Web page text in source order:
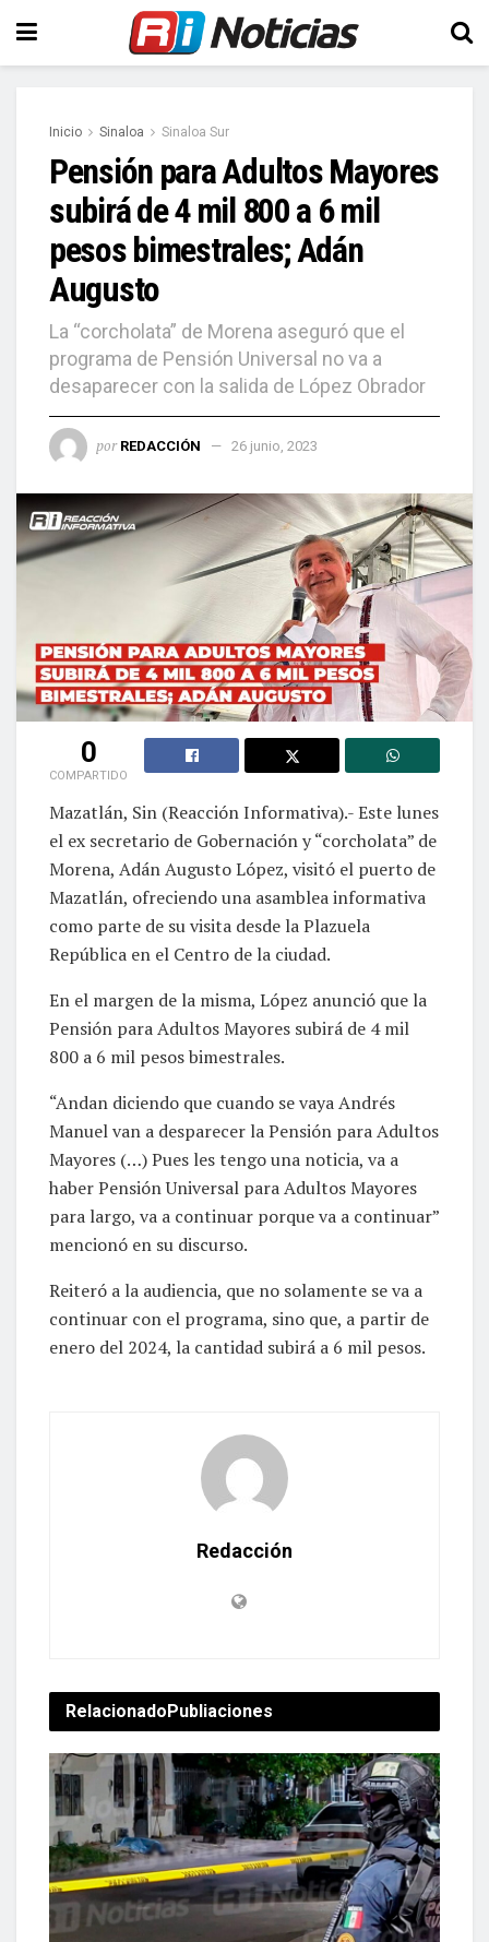
Inicio Sinaloa Sinaloa Sur
Pensión para Adultos Mayores
subirá de 4 mil 800 a 6 mil
pesos bimestrales; Adán
Augusto
La “corcholata” de Morena aseguró que el
programa de Pensión Universal no va a
desaparecer con la salida de López Obrador
por REDACCIÓN 26 junio, 2023
0
COMPARTIDO
Mazatlán, Sin (Reacción Informativa).- Este lunes
el ex secretario de Gobernación y “corcholata” de
Morena, Adán Augusto López, visitó el puerto de
Mazatlán, ofreciendo una asamblea informativa
como parte de su visita desde la Plazuela
República en el Centro de la ciudad.
En el margen de la misma, López anunció que la
Pensión para Adultos Mayores subirá de 4 mil
800 a 6 mil pesos bimestrales.
“Andan diciendo que cuando se vaya Andrés
Manuel van a desparecer la Pensión para Adultos
Mayores (…) Pues les tengo una noticia, va a
haber Pensión Universal para Adultos Mayores
para largo, va a continuar porque va a continuar”
mencionó en su discurso.
Reiteró a la audiencia, que no solamente se va a
continuar con el programa, sino que, a partir de
enero del 2024, la cantidad subirá a 6 mil pesos.
Redacción
RelacionadoPubliaciones